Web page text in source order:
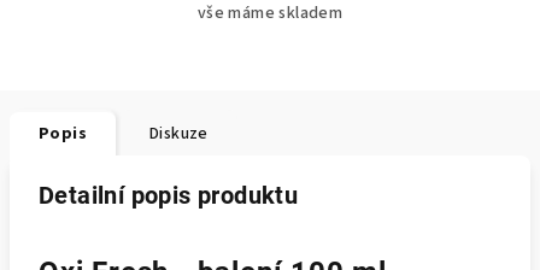
vše máme skladem
Popis Diskuze
Detailní popis produktu